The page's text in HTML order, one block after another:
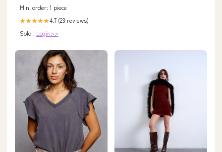
Min. order: 1 piece
★★★★★4.7 (23 reviews)
Sold : Login>>